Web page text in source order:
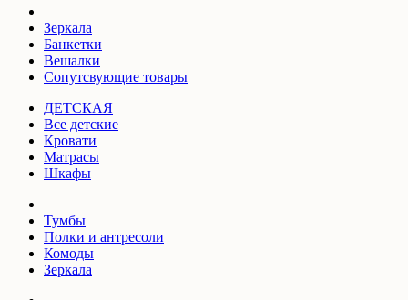
Зеркала
Банкетки
Вешалки
Сопутсвующие товары
ДЕТСКАЯ
Все детские
Кровати
Матрасы
Шкафы
Тумбы
Полки и антресоли
Комоды
Зеркала